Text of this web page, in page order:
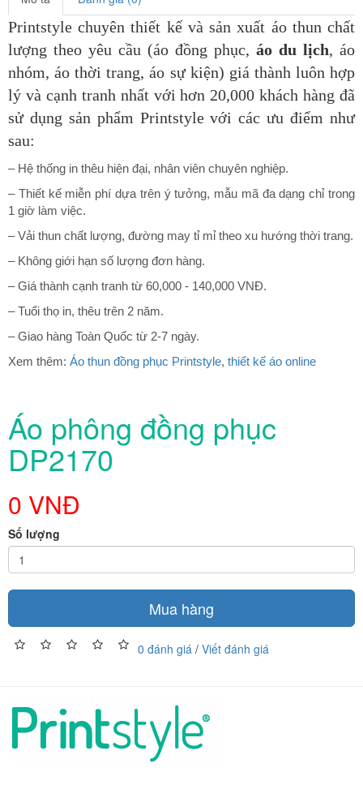
Printstyle chuyên thiết kế và sản xuất áo thun chất
lượng theo yêu cầu (áo đồng phục, áo du lịch, áo
nhóm, áo thời trang, áo sự kiện) giá thành luôn hợp
lý và cạnh tranh nhất với hơn 20,000 khách hàng đã
sử dụng sản phẩm Printstylevới các ưu điểm như
sau:
– Hệ thống in thêu hiện đại, nhân viên chuyên nghiệp.
– Thiết kế miễn phí dựa trên ý tưởng, mẫu mã đa dạng chỉ trong
1 giờ làm việc.
– Vải thun chất lượng, đường may tỉ mỉ theo xu hướng thời trang.
– Không giới hạn số lượng đơn hàng.
– Giá thành cạnh tranh từ 60,000 - 140,000 VNĐ.
– Tuổi thọ in, thêu trên 2 năm.
– Giao hàng Toàn Quốc từ 2-7 ngày.
Xem thêm: Áo thun đồng phục Printstyle, thiết kế áo online
Áo phông đồng phục
DP2170
0 VNĐ
Số lượng
Mua hàng
0 đánh giá / Viết đánh giá